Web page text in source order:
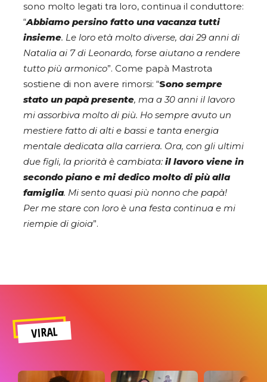
sono molto legati tra loro, continua il conduttore:
“Abbiamo persino fatto una vacanza tutti
insieme. Le loro età molto diverse, dai 29 anni di
Natalia ai 7 di Leonardo, forse aiutano a rendere
tutto più armonico”. Come papà Mastrota
sostiene di non avere rimorsi: “Sono sempre
stato un papà presente, ma a 30 anni il lavoro
mi assorbiva molto di più. Ho sempre avuto un
mestiere fatto di alti e bassi e tanta energia
mentale dedicata alla carriera. Ora, con gli ultimi
due figli, la priorità è cambiata: il lavoro viene in
secondo piano e mi dedico molto di più alla
famiglia. Mi sento quasi più nonno che papà!
Per me stare con loro è una festa continua e mi
riempie di gioia”.
VIRAL